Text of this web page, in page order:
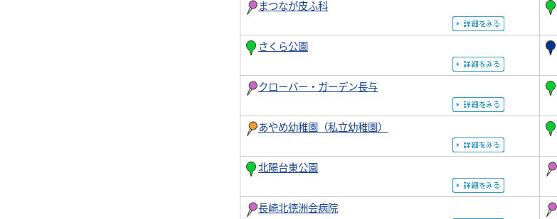
まつなが皮ふ科
さくら公園
クローバー・ガーデン長与
あやめ幼稚園（私立幼稚園）
北陽台東公園
長崎北徳洲会病院